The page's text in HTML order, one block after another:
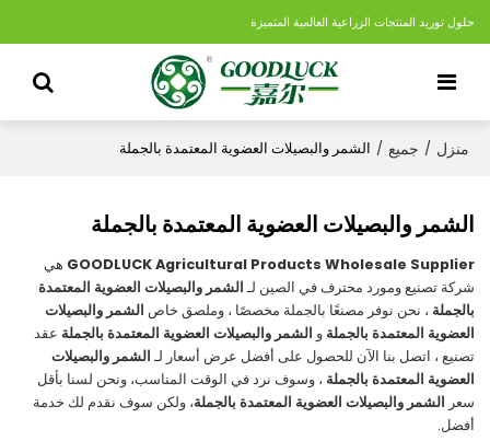
حلول توريد المنتجات الزراعية العالمية المتميزة
منزل / جميع / الشمر والبصيلات العضوية المعتمدة بالجملة
الشمر والبصيلات العضوية المعتمدة بالجملة
GOODLUCK Agricultural Products Wholesale Supplier هي
شركة تصنيع ومورد محترف في الصين لـالشمر والبصيلات العضوية المعتمدة
بالجملة ، نحن نوفر مصنعًا بالجملة مخصصًا ، وملصق خاص الشمر والبصيلات
العضوية المعتمدة بالجملة و الشمر والبصيلات العضوية المعتمدة بالجملة عقد
تصنيع ، اتصل بنا الآن للحصول على أفضل عرض أسعار لـالشمر والبصيلات
العضوية المعتمدة بالجملة ، وسوف نرد في الوقت المناسب، ونحن لسنا بأقل
سعر الشمر والبصيلات العضوية المعتمدة بالجملة، ولكن سوف نقدم لك خدمة
أفضل.